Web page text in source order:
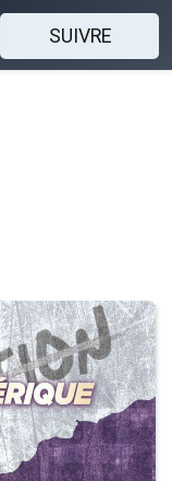
SUIVRE